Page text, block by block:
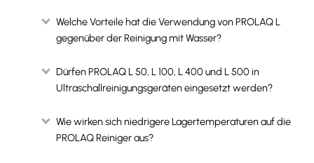
Welche Vorteile hat die Verwendung von PROLAQ L
gegenüber der Reinigung mit Wasser?
Dürfen PROLAQ L 50, L 100, L 400 und L 500 in
Ultraschallreinigungsgeräten eingesetzt werden?
Wie wirken sich niedrigere Lagertemperaturen auf die
PROLAQ Reiniger aus?